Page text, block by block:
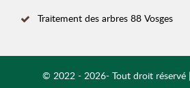
Traitement des arbres 88 Vosges
© 2022 - 2026- Tout droit réservé |